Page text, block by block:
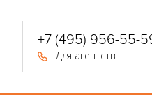
+7 (495) 956-55-
Для агентств